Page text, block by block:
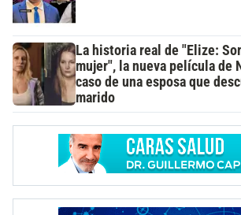
La historia real de "Elize:
mujer", la nueva película de
caso de una esposa que
marido